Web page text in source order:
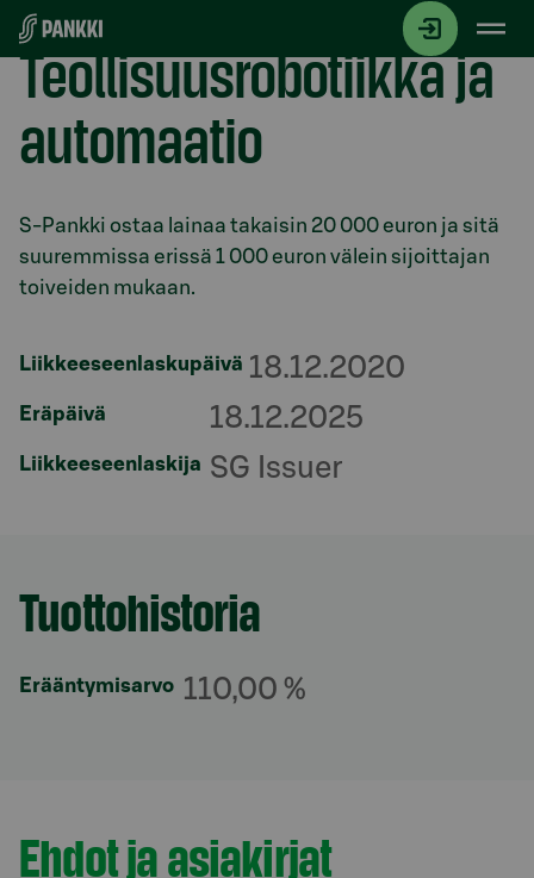
Siirry suoraan sisältöön
Teollisuusrobotiikka ja
automaatio
Osio otsikolla
S-Pankki ostaa lainaa takaisin 20 000 euron ja sitä
suuremmissa erissä 1 000 euron välein sijoittajan
toiveiden mukaan.
Liikkeeseenlaskupäivä 18.12.2020
Eräpäivä 18.12.2025
Liikkeeseenlaskija SG Issuer
Osio otsikolla
Tuottohistoria
Erääntymisarvo 110,00 %
Osio otsikolla
Ehdot ja asiakirjat